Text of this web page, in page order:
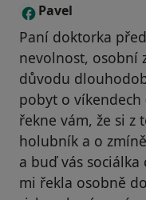
P Pavel
Paní doktorka
nevolnost, osobní
důvodu
pobyt o víkendech
řekne vám, že si
holubník a o
a buď vás
mi řekla osobně